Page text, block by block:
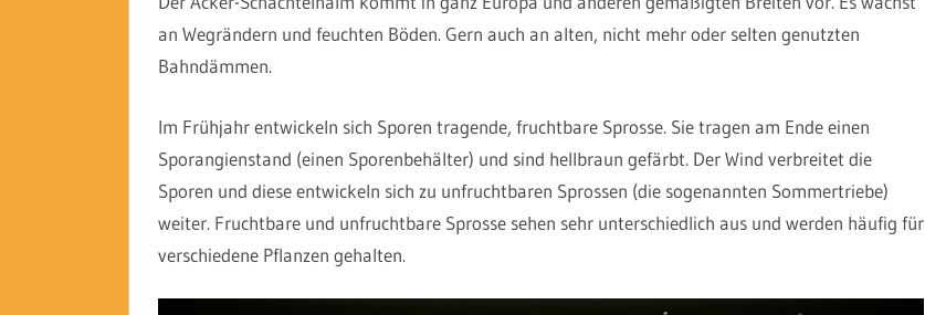
an Wegrändern und feuchten Böden. Gern auch an alten, nicht mehr oder selten genutzten
Bahndämmen.
Im Frühjahr entwickeln sich Sporen tragende, fruchtbare Sprosse. Sie tragen am Ende einen
Sporangienstand (einen Sporenbehälter) und sind hellbraun gefärbt. Der Wind verbreitet die
Sporen und diese entwickeln sich zu unfruchtbaren Sprossen (die sogenannten Sommertriebe)
weiter. Fruchtbare und unfruchtbare Sprosse sehen sehr unterschiedlich aus und werden häufig für
verschiedene Pflanzen gehalten.